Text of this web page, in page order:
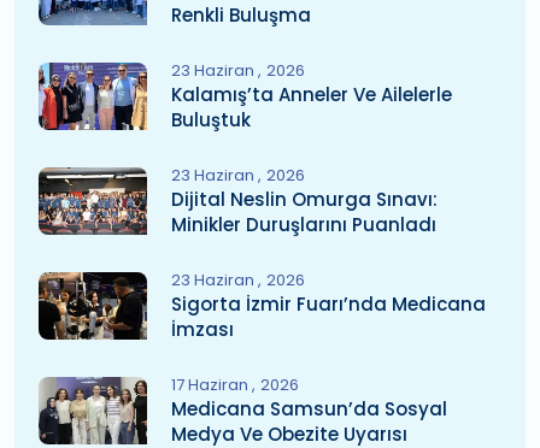
Renkli Buluşma
23 Haziran 2026
Kalamış’ta Anneler Ve Ailelerle
Buluştuk
23 Haziran 2026
Dijital Neslin Omurga Sınavı:
Minikler Duruşlarını Puanladı
23 Haziran 2026
Sigorta İzmir Fuarı’nda Medicana
İmzası
17 Haziran 2026
Medicana Samsun’da Sosyal
Medya Ve Obezite Uyarısı